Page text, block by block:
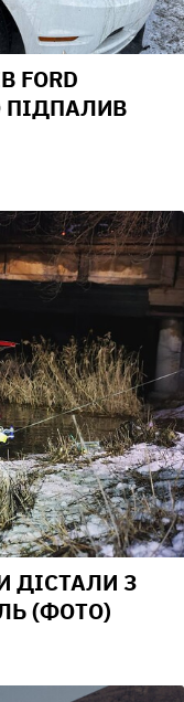
FORD
ПІДПАЛИВ
ДІСТАЛИ З
(ФОТО)